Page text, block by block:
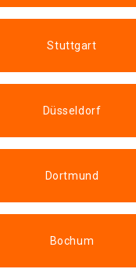
Stuttgart
Düsseldorf
Dortmund
Bochum